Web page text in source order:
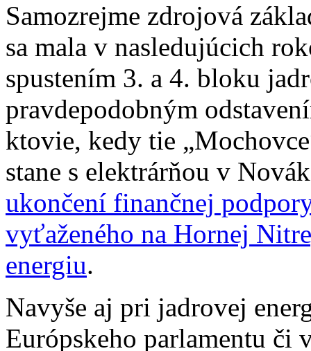
Samozrejme zdrojová
sa mala v nasledujúcich
spustením 3. a 4. bloku
pravdepodobným
ktovie, kedy tie
stane s elektrárňou v
ukončení finančnej
vyťaženého na Hornej
energiu.
Navyše aj pri jadrovej
Európskeho parlamentu či